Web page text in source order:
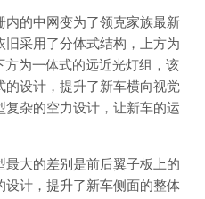
内的中网变为了领克家族最新
采用了分体式结构，上方为
为一体式的远近光灯组，该
设计，提升了新车横向视觉
杂的空力设计，让新车的运
大的差别是前后翼子板上的
计，提升了新车侧面的整体